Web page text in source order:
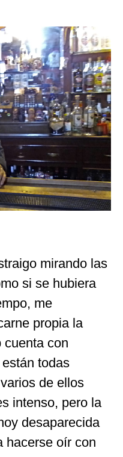
mirando las
si se hubiera
me
propia la
cuenta con
todas
de ellos
intenso, pero la
desaparecida
hacerse oír con